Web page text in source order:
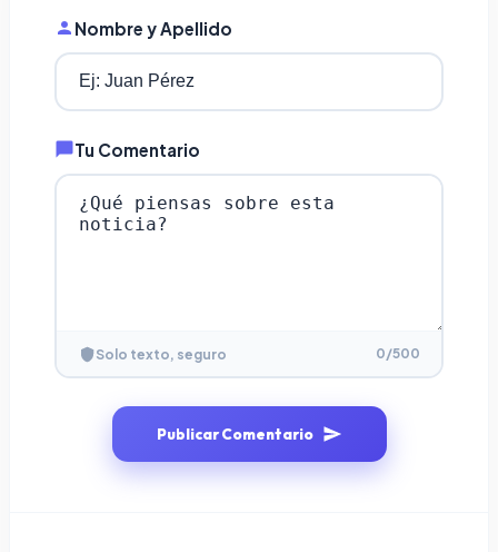
Nombre y Apellido
Tu Comentario
Solo texto, seguro 0/500
Publicar Comentario